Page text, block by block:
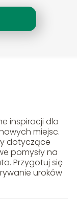
inspiracji dla
miejsc.
dotyczące
pomysły na
Przygotuj się
uroków